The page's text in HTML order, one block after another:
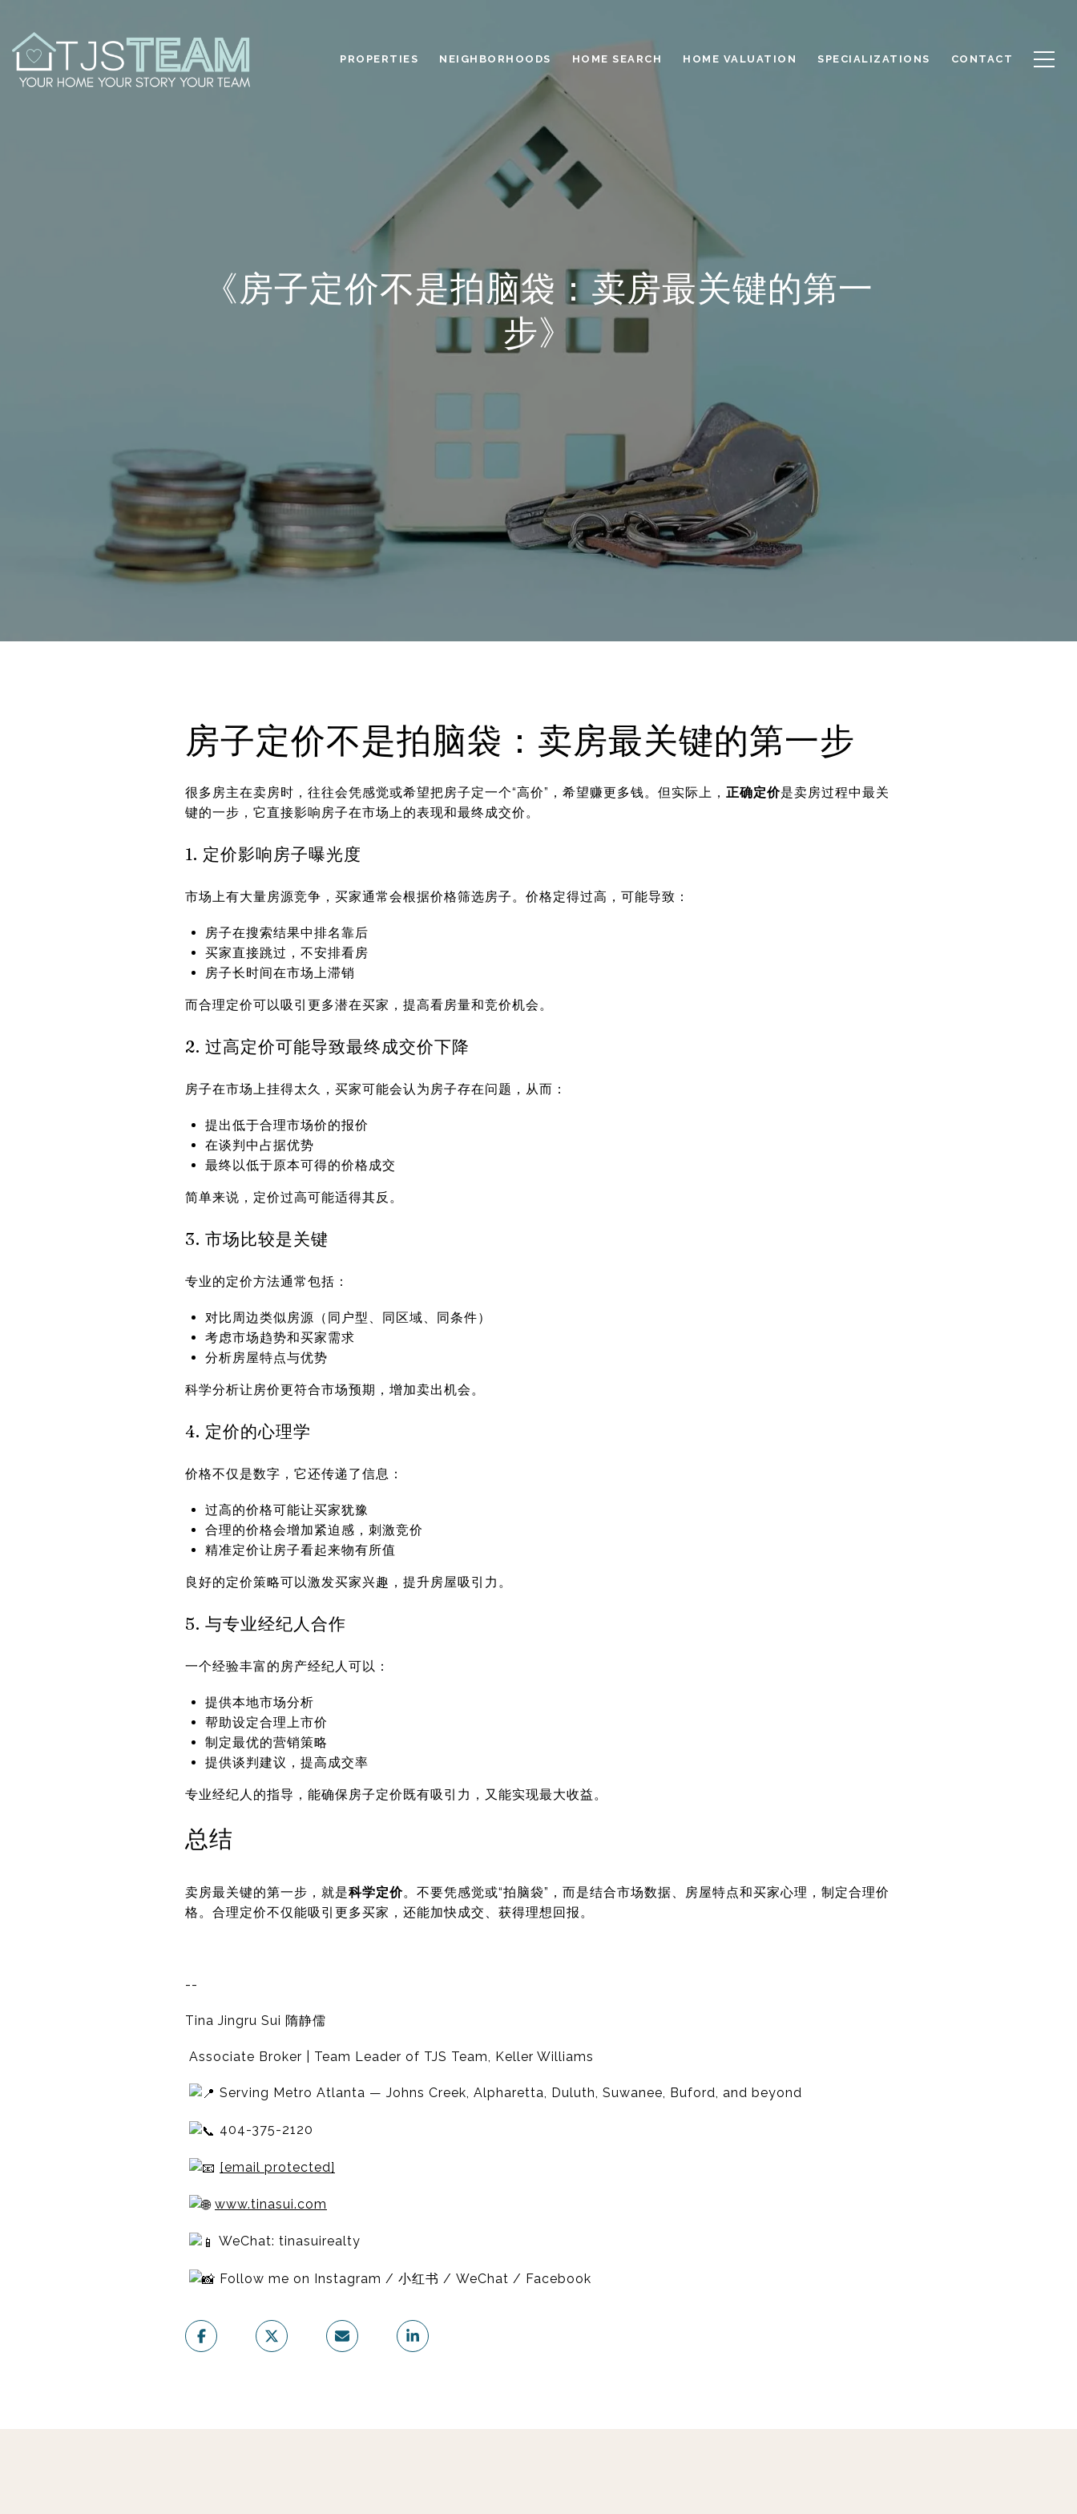
PROPERTIES NEIGHBORHOODS HOME SEARCH HOME VALUATION SPECIALIZATIONS CONTACT
《房子定价不是拍脑袋：卖房最关键的第一
步》
房子定价不是拍脑袋：卖房最关键的第一步
很多房主在卖房时，往往会凭感觉或希望把房子定一个“高价”，希望赚更多钱。但实际上， 正确定价是卖房过程中最关
键的一步，它直接影响房子在市场上的表现和最终成交价。
1. 定价影响房子曝光度
市场上有大量房源竞争，买家通常会根据价格筛选房子。价格定得过高，可能导致：
房子在搜索结果中排名靠后
买家直接跳过，不安排看房
房子长时间在市场上滞销
而合理定价可以吸引更多潜在买家，提高看房量和竞价机会。
2. 过高定价可能导致最终成交价下降
房子在市场上挂得太久，买家可能会认为房子存在问题，从而：
提出低于合理市场价的报价
在谈判中占据优势
最终以低于原本可得的价格成交
简单来说，定价过高可能适得其反。
3. 市场比较是关键
专业的定价方法通常包括：
对比周边类似房源（同户型、同区域、同条件）
考虑市场趋势和买家需求
分析房屋特点与优势
科学分析让房价更符合市场预期，增加卖出机会。
4. 定价的心理学
价格不仅是数字，它还传递了信息：
过高的价格可能让买家犹豫
合理的价格会增加紧迫感，刺激竞价
精准定价让房子看起来物有所值
良好的定价策略可以激发买家兴趣，提升房屋吸引力。
5. 与专业经纪人合作
一个经验丰富的房产经纪人可以：
提供本地市场分析
帮助设定合理上市价
制定最优的营销策略
提供谈判建议，提高成交率
专业经纪人的指导，能确保房子定价既有吸引力，又能实现最大收益。
总结
卖房最关键的第一步，就是科学定价。不要凭感觉或“拍脑袋”，而是结合市场数据、房屋特点和买家心理，制定合理价
格。合理定价不仅能吸引更多买家，还能加快成交、获得理想回报。
--
Tina Jingru Sui 隋静儒
Associate Broker | Team Leader of TJS Team, Keller Williams
Serving Metro Atlanta — Johns Creek, Alpharetta, Duluth, Suwanee, Buford, and beyond
404-375-2120
[email protected]
www.tinasui.com
WeChat: tinasuirealty
Follow me on Instagram / 小红书 / WeChat / Facebook